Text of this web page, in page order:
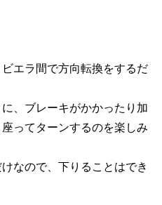
エラ間で方向転換をするだ
、ブレーキがかかったり加
ってターンするのを楽しみ
なので、下りることはでき